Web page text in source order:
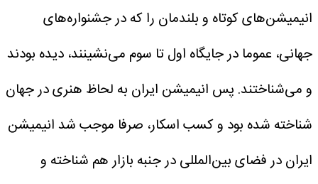
انیمیشن‌های کوتاه و بلندمان را که در جشنواره‌های
جهانی، عموما در جایگاه اول تا سوم می‌نشینند، دیده بودند
و می‌شناختند. پس انیمیشن ایران به لحاظ هنری در جهان
شناخته شده بود و کسب اسکار، صرفا موجب شد انیمیشن
ایران در فضای بین‌المللی در جنبه بازار هم شناخته و